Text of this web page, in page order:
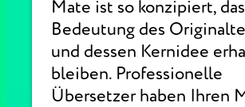
Mate ist so konzipiert,
Bedeutung des
und dessen Kernidee
bleiben. Professionelle
Übersetzer haben Ihren